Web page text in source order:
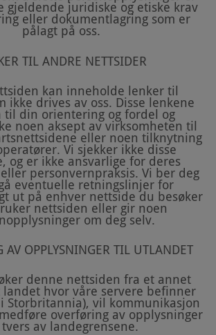
gjeldende juridiske og etiske krav
eller dokumentlagring som er
pålagt på oss.
TIL ANDRE NETTSIDER
kan inneholde lenker til
ikke drives av oss. Disse lenkene
til din orientering og fordel og
noen aksept av virksomheten til
eller noen tilknytning
Vi sjekker ikke disse
og er ikke ansvarlige for deres
personvernpraksis. Vi ber deg
eventuelle retningslinjer for
ut på enhver nettside du besøker
nettsiden eller gir noen
om deg selv.
AV OPPLYSNINGER TIL UTLANDET
denne nettsiden fra et annet
landet hvor våre servere befinner
Storbritannia), vil kommunikasjon
overføring av opplysninger
av landegrensene.